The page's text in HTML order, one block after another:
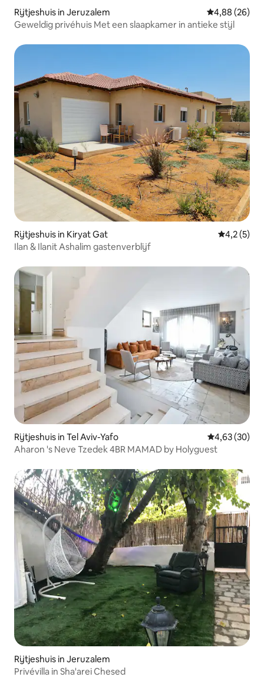
Rijtjeshuis in Jeruzalem Gemiddelde
4,88 (26)
Geweldig privéhuis Met een slaapkamer in antieke stijl
Rijtjeshuis in Kiryat Gat
4,2 (5)
Ilan & Ilanit Ashalim gastenverblijf
Rijtjeshuis in Tel Aviv-Yafo Gemiddelde
4,63 (30)
Aharon 's Neve Tzedek 4BR MAMAD by Holyguest
Rijtjeshuis in Jeruzalem
Privévilla in Sha'arei Chesed